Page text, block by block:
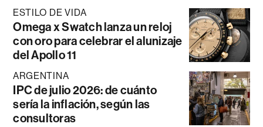
ESTILO DE VIDA
Omega x Swatch lanza un reloj
con oro para celebrar el alunizaje
del Apollo 11
ARGENTINA
IPC de julio 2026: de cuánto
sería la inflación, según las
consultoras